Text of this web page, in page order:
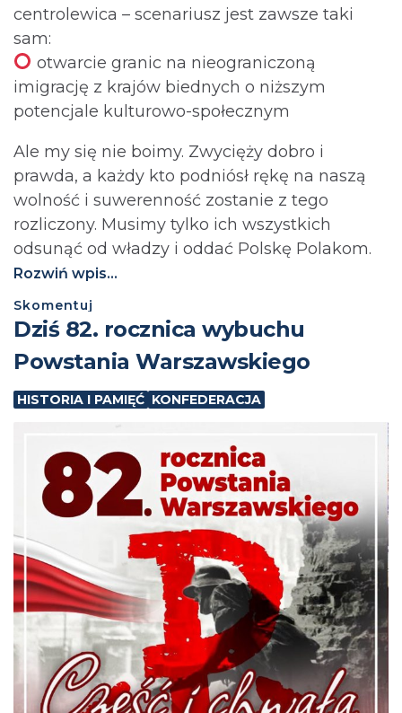
centrolewica – scenariusz jest zawsze taki
sam:
otwarcie granic na nieograniczoną
imigrację z krajów biednych o niższym
potencjale kulturowo-społecznym
Ale my się nie boimy. Zwycięży dobro i
prawda, a każdy kto podniósł rękę na naszą
wolność i suwerenność zostanie z tego
rozliczony. Musimy tylko ich wszystkich
odsunąć od władzy i oddać Polskę Polakom.
Rozwiń wpis...
Skomentuj
Dziś 82. rocznica wybuchu
Powstania Warszawskiego
HISTORIA I PAMIĘĆ KONFEDERACJA